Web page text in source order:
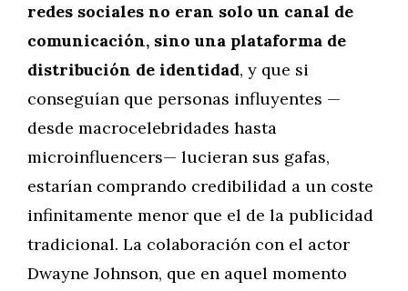
redes sociales no eran solo un canal de
comunicación, sino una plataforma de
distribución de identidad, y que si
conseguían que personas influyentes —
desde macrocelebridades hasta
microinfluencers— lucieran sus gafas,
estarían comprando credibilidad a un coste
infinitamente menor que el de la publicidad
tradicional. La colaboración con el actor
Dwayne Johnson, que en aquel momento